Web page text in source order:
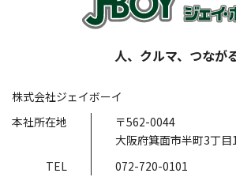
人、クルマ、つなが
株式会社ジェイボーイ
本社所在地
〒562-0044
大阪府箕面市半町3丁
TEL
072-720-0101